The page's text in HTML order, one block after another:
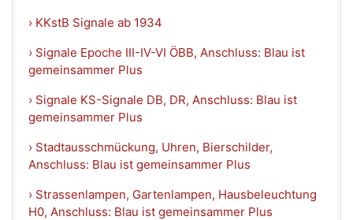
› KKstB Signale ab 1934
› Signale Epoche III-IV-VI ÖBB, Anschluss: Blau ist
gemeinsammer Plus
› Signale KS-Signale DB, DR, Anschluss: Blau ist
gemeinsammer Plus
› Stadtausschmückung, Uhren, Bierschilder,
Anschluss: Blau ist gemeinsammer Plus
› Strassenlampen, Gartenlampen, Hausbeleuchtung
H0, Anschluss: Blau ist gemeinsammer Plus